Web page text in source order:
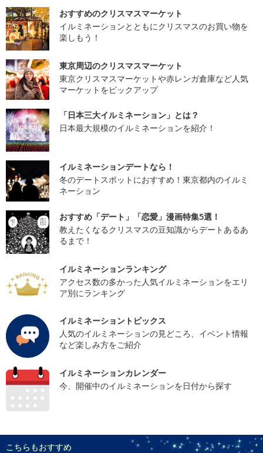
おすすめのクリスマスマーケット
イルミネーションとともにクリスマスのお買い物を
楽しもう！
東京周辺のクリスマスマーケット
東京クリスマスマーケットや赤レンガ倉庫など人気
マーケットをピックアップ
「日本三大イルミネーション」とは？
日本最大規模のイルミネーションを紹介！
イルミネーションデートなら！
冬のデートスポットにおすすめ！東京都内のイルミ
ネーション
おすすめ「デート」「恋愛」漫画特集5選！
教えたくなるクリスマスの豆知識からデートあるあ
るまで！
イルミネーションランキング
アクセス数の多かった人気イルミネーションをエリ
ア別にランキング
イルミネーショントピックス
人気のイルミネーションの見どころ、イベント情報
など楽しみ方をご紹介
イルミネーションカレンダー
今、開催中のイルミネーションを日付から探す
こちらもおすすめ